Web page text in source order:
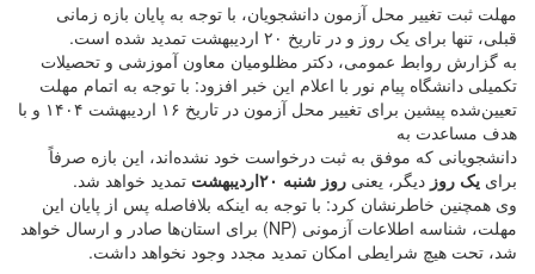
مهلت ثبت تغییر محل آزمون دانشجویان، با توجه به پایان بازه زمانی
قبلی، تنها برای یک روز و در تاریخ ۲۰ اردیبهشت تمدید شده است.
به گزارش روابط عمومی، دکتر مظلومیان معاون آموزشی و تحصیلات
تکمیلی دانشگاه پیام نور با اعلام این خبر افزود: با توجه به اتمام مهلت
تعیین‌شده پیشین برای تغییر محل آزمون در تاریخ ۱۶ اردیبهشت ۱۴۰۴ و با
هدف مساعدت به
دانشجویانی که موفق به ثبت درخواست خود نشده‌اند، این بازه صرفاً
برای یک روز دیگر، یعنی روز شنبه ۲۰اردیبهشت
تمدید خواهد شد.
وی همچنین خاطرنشان کرد: با توجه به اینکه بلافاصله پس از پایان این
مهلت، شناسه اطلاعات آزمونی (NP) برای استان‌ها صادر و ارسال خواهد
شد، تحت هیچ شرایطی امکان تمدید مجدد وجود نخواهد داشت.